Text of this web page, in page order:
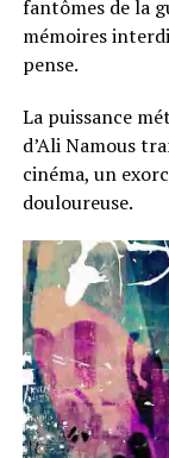
fantômes de la
mémoires
pense.
La puissance
d’Ali Namous
cinéma, un
douloureuse.